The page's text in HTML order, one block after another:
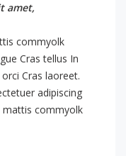
amet,
commyolk
Cras tellus In
Cras laoreet.
adipiscing
mattis commyolk